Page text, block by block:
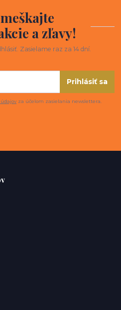
a zľavy!
Zasielame raz za 14 dní.
Prihlásiť sa
za účelom zasielania newslettera.